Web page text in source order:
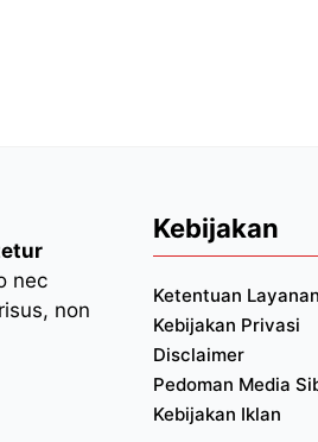
nec
non
Kebijakan
Ketentuan Layanan
Kebijakan Privasi
Disclaimer
Pedoman Media
Kebijakan Iklan